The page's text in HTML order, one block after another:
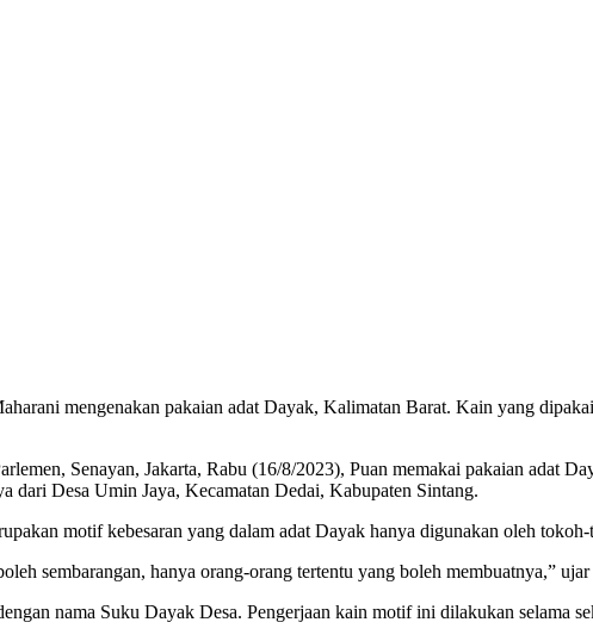
mengenakan pakaian adat Dayak, Kalimatan Barat. Kain yang
Senayan, Jakarta, Rabu (16/8/2023), Puan memakai pakaian adat
dari Desa Umin Jaya, Kecamatan Dedai, Kabupaten Sintang.
motif kebesaran yang dalam adat Dayak hanya digunakan oleh tokoh-
sembarangan, hanya orang-orang tertentu yang boleh membuatnya,” ujar
nama Suku Dayak Desa. Pengerjaan kain motif ini dilakukan selama